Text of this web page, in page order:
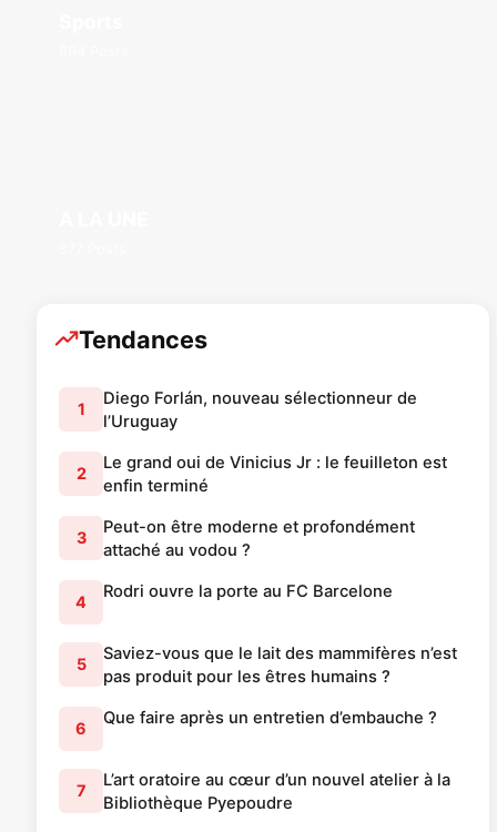
Tendances
1
Diego Forlán, nouveau sélectionneur de
l’Uruguay
2
Le grand oui de Vinicius Jr : le feuilleton est
enfin terminé
3
Peut-on être moderne et profondément
attaché au vodou ?
4
Rodri ouvre la porte au FC Barcelone
5
Saviez-vous que le lait des mammifères n’est
pas produit pour les êtres humains ?
6
Que faire après un entretien d’embauche ?
7
L’art oratoire au cœur d’un nouvel atelier à la
Bibliothèque Pyepoudre